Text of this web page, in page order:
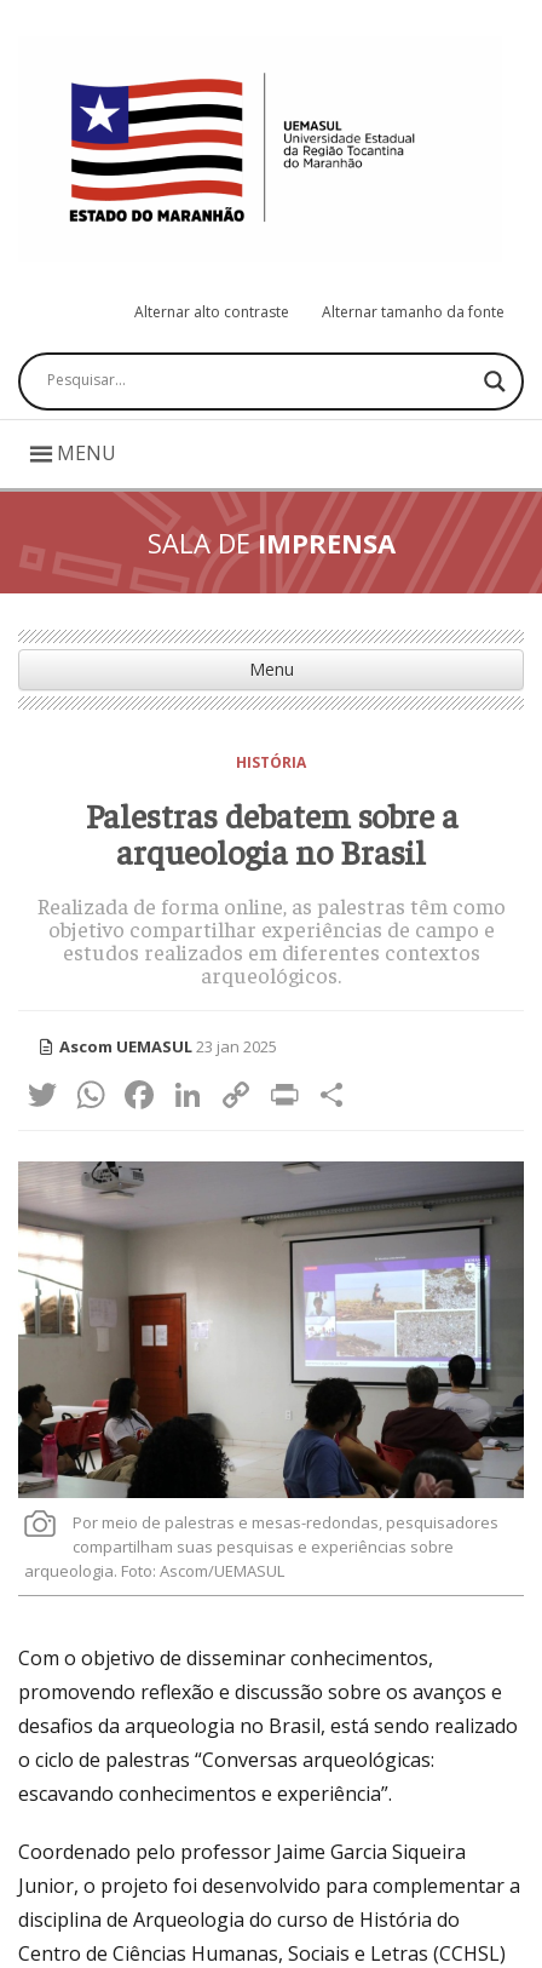
Alternar alto contraste Alternar tamanho da fonte
Pesquisar
MENU
SALA DEIMPRENSA
Menu
HISTÓRIA
Palestras debatem sobre a
arqueologia no Brasil
Realizada de forma online, as palestras têm como
objetivo compartilhar experiências de campo e
estudos realizados em diferentes contextos
arqueológicos.
Ascom UEMASUL 23 jan 2025
Twitter
WhatsApp
Facebook
LinkedIn
CopyPrint
Por meio de palestras e mesas-redondas, pesquisadores
compartilham suas pesquisas e experiências sobre
arqueologia. Foto: Ascom/UEMASUL
Com o objetivo de disseminar conhecimentos,
promovendo reflexão e discussão sobre os avanços e
desafios da arqueologia no Brasil, está sendo realizado
o ciclo de palestras “Conversas arqueológicas:
escavando conhecimentos e experiência”.
Coordenado pelo professor Jaime Garcia Siqueira
Junior, o projeto foi desenvolvido para complementar a
disciplina de Arqueologia do curso de História do
Centro de Ciências Humanas, Sociais e Letras (CCHSL)